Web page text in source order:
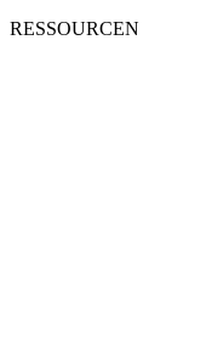
RESSOURCEN